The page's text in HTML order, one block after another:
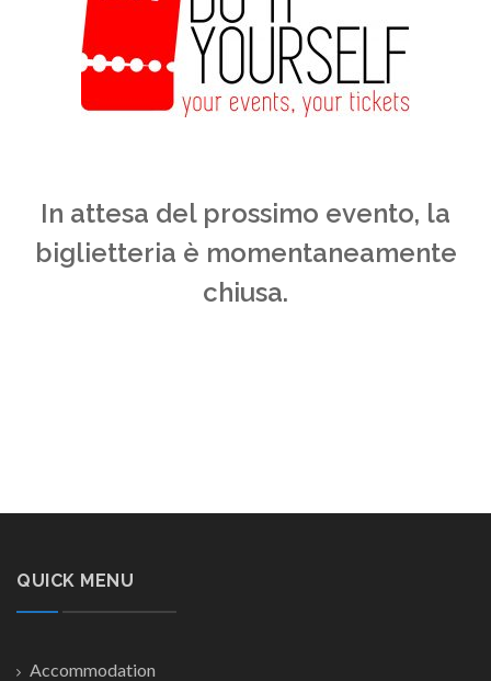
In attesa del prossimo evento, la
biglietteria è momentaneamente
chiusa.
QUICK MENU
Accommodation